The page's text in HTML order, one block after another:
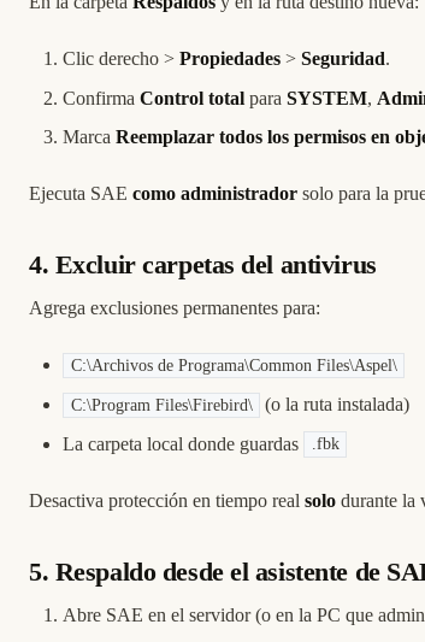
Clic derecho > Propiedades > Seguridad.
Confirma Control total para SYSTEM,
Marca Reemplazar todos los permisos en
Ejecuta SAE como administrador solo para la
4. Excluir carpetas del antivirus
Agrega exclusiones permanentes para:
C:\Archivos de Programa\Common Files\Aspel\
C:\Program Files\Firebird\
(o la ruta instalada)
La carpeta local donde guardas
.fbk
Desactiva protección en tiempo real solo durante la
5. Respaldo desde el asistente de
Abre SAE en el servidor (o en la PC que